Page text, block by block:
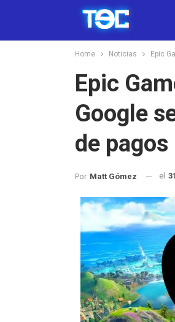
Home Noticias Epic
Epic
Google
de
Por Matt Gómez el